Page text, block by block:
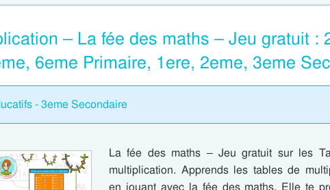
– La fée des maths – Jeu gratuit :
6eme Primaire, 1ere, 2eme, 3eme
- 3eme Secondaire
La fée des maths – Jeu gratuit sur les
multiplication. Apprends les tables de
en jouant avec la fée des maths. Elle te